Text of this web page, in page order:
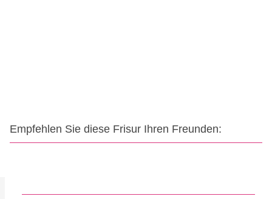
Empfehlen Sie diese Frisur Ihren Freunden: